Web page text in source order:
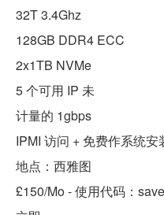
32T 3.4Ghz
128GB DDR4 ECC
2x1TB NVMe
5 个可用 IP 未
计量的 1gbps
IPMI 访问 + 免费作系统
地点：西雅图
£150/Mo - 使用代码：